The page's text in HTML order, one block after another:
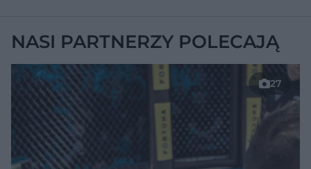
NASI PARTNERZY POLECAJĄ
27